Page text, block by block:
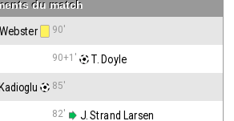
du match
90'
90+1' T. Doyle
Kadioglu 85'
82' J. Strand Larsen